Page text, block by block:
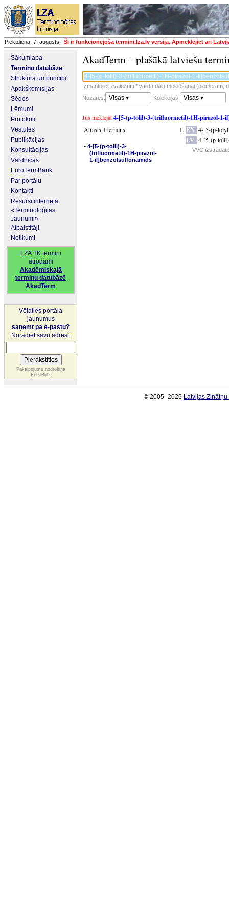
Piektdiena, 7. augusts Šī ir funkcionējoša termini.lza.lv versija. Apmeklējiet arī
Sākumlapa
Terminu datubāze
Struktūra un principi
Apakškomisijas
Sēdes
Lēmumi
Protokoli
Vēstules
Publikācijas
Konsultācijas
Vārdnīcas
EuroTermBank
Par portālu
Kontakti
Resursi internetā
«Terminoloģijas
Jaunumi»
Atbalstītāji
Notikumi
LZA TK termini
atrodami
Akadēmiskajā
terminu datubāzē
AkadTerm
Vēlaties portāla
jaunumus
saņemt pa e-pastu?
Norādiet savu adresi:
Pakalpojumu nodrošina
FeedBlitz
AkadTerm – plašākā latviešu
Izmantojiet zvaigznīti * vārda daļu meklēšanai (piemēram,
Nozares:
Visas ▾ Kolekcijas: Visas ▾
Jūs meklējāt4-[5-(p-tolil)-3-(trifluormetil)-1H-pirazol-1-
Atrasts 1 termins
▪ 4-[5-(p-tolil)-3-
(trifluormetil)-1H-pirazol-
1-il]benzolsulfonamīds
EN 4-[5-(p-
LV 4-[5-(p-
VVC
© 2005–2026 Latvijas